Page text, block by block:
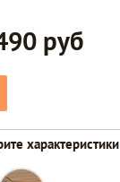
руб
характеристики